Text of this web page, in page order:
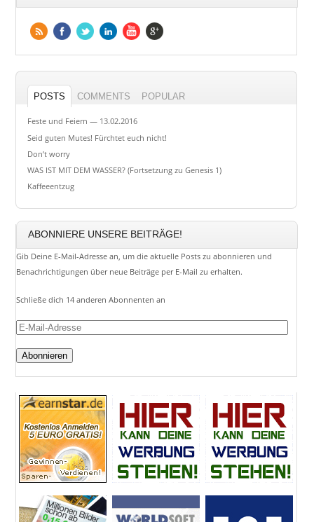
POSTS COMMENTS POPULAR
Feste und Feiern — 13.02.2016
Seid guten Mutes! Fürchtet euch nicht!
Don’t worry
WAS IST MIT DEM WASSER? (Fortsetzung zu Genesis 1)
Kaffeeentzug
ABONNIERE UNSERE BEITRÄGE!
Gib Deine E-Mail-Adresse an, um die aktuelle Posts zu abonnieren und
Benachrichtigungen über neue Beiträge per E-Mail zu erhalten.
Schließe dich 14 anderen Abonnenten an
E-
Adresse